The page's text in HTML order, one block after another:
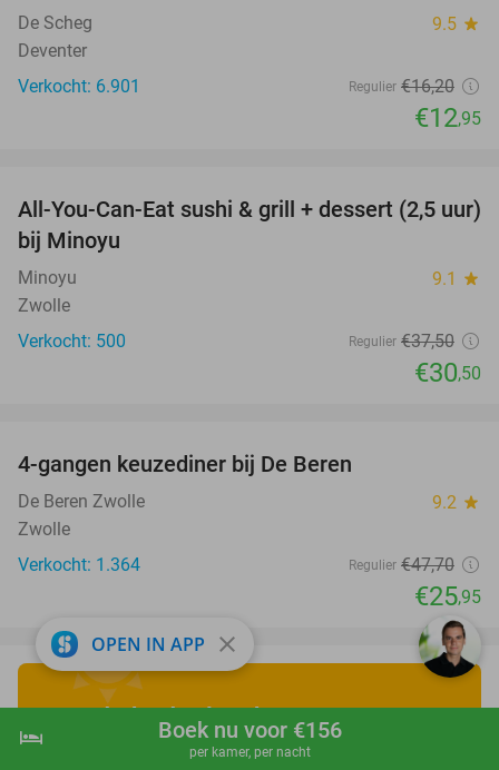
shopping_cart Boek nu
hotel Boek nu voor €156
per kamer, per nacht
De Scheg 9.5 star
Deventer
Verkocht: 6.901
Regulier €16,20
€12,95
19%
All-You-Can-Eat sushi & grill + dessert (2,5 uur)
bij Minoyu
Minoyu 9.1 star
Zwolle
Verkocht: 500
Regulier €37,50
€30,50
4-gangen keuzediner bij De Beren
De Beren Zwolle 9.2 star
Zwolle
Verkocht: 1.364
Regulier €47,70
€25,95
Ontdek de leukste
OPEN IN APP close